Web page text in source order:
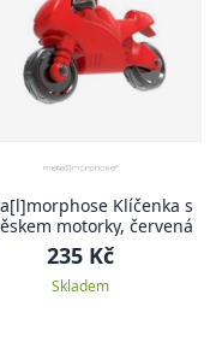
Klíčenka s
motorky, červená
235 Kč
Skladem